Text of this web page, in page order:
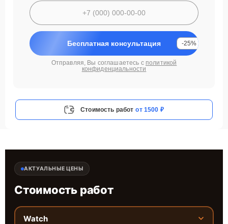
Бесплатная консультация -25%
Отправляя, Вы соглашаетесь с политикой
конфиденциальности
Стоимость работ от 1500 ₽
АКТУАЛЬНЫЕ ЦЕНЫ
Стоимость работ
Watch